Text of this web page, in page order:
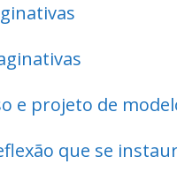
e projeto de
que se